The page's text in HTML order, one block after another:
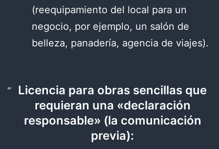
(reequipamiento del local para un
negocio, por ejemplo, un salón de
belleza, panadería, agencia de viajes).
Licencia para obras sencillas que
requieran una «declaración
responsable» (la comunicación
previa):